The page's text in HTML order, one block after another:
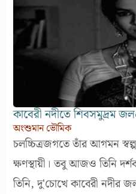
কাবেরী নদীতে শিবসমুদ্রম
অংশুমান ভৌমিক
চলচ্চিত্রজগতে তাঁর আগমন
ক্ষণস্থায়ী। তবু আজও তিনি
তিনি, দু'চোখে কাবেরী নদীর